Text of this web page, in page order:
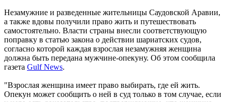
Незамужние и разведенные жительницы Саудовской Аравии,
а также вдовы получили право жить и путешествовать
самостоятельно. Власти страны внесли соответствующую
поправку в статью закона о действии шариатских судов,
согласно которой каждая взрослая незамужняя женщина
должна быть передана мужчине-опекуну. Об этом сообщила
газета Gulf News.
"Взрослая женщина имеет право выбирать, где ей жить.
Опекун может сообщить о ней в суд только в том случае, если